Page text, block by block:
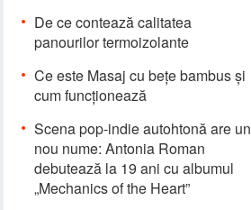
De ce contează calitatea
panourilor termoizolante
Ce este Masaj cu bețe bambus și
cum funcționează
Scena pop-indie autohtonă are un
nou nume: Antonia Roman
debutează la 19 ani cu albumul
„Mechanics of the Heart”